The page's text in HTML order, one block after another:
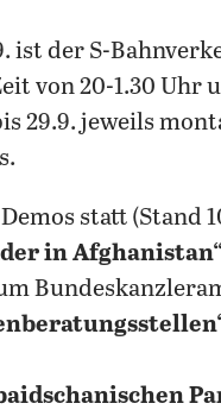
ist der S-
von 20-1.30 Uhr
29.9. jeweils
statt (Stand
in